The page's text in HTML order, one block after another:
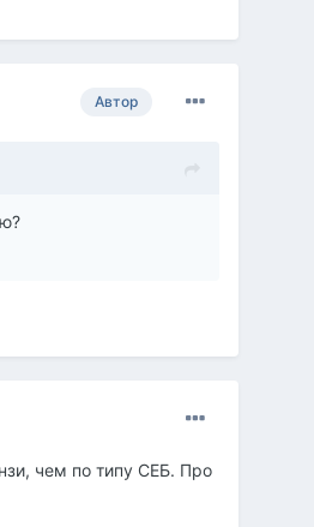
Автор
чем по типу СЕБ. Про